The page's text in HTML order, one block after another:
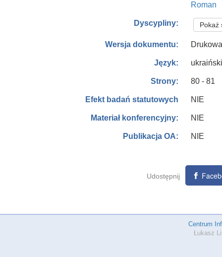
Roman
Dyscypliny: Pokaż
Wersja dokumentu:
Język: ukraiński
Strony: 80 - 81
Efekt badań statutowych NIE
Materiał konferencyjny: NIE
Publikacja OA: NIE
Udostępnij
Centrum
Łukasz